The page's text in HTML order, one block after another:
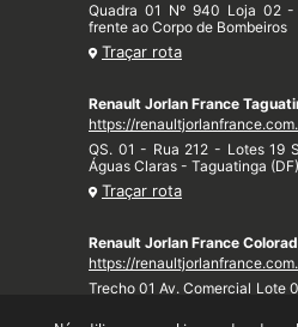
Quadra 01 Nº 940 Loja 02
frente ao Corpo de Bombeiros
Traçar rota
Renault Jorlan France
https://
QS. 01 - Rua 212 - Lotes 19
Águas Claras - Taguatinga (DF)
Traçar rota
Renault Jorlan France
https://
Trecho 01 Av. Comercial Lote